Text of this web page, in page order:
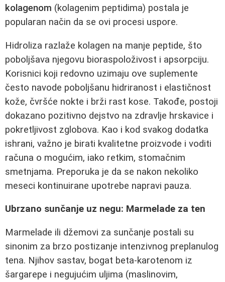
kolagenom (kolagenim peptidima) postala je
popularan način da se ovi procesi uspore.
Hidroliza razlaže kolagen na manje peptide, što
poboljšava njegovu bioraspoloživost i apsorpciju.
Korisnici koji redovno uzimaju ove suplemente
često navode poboljšanu hidriranost i elastičnost
kože, čvršće nokte i brži rast kose. Takođe, postoji
dokazano pozitivno dejstvo na zdravlje hrskavice i
pokretljivost zglobova. Kao i kod svakog dodatka
ishrani, važno je birati kvalitetne proizvode i voditi
računa o mogućim, iako retkim, stomačnim
smetnjama. Preporuka je da se nakon nekoliko
meseci kontinuirane upotrebe napravi pauza.
Ubrzano sunčanje uz negu: Marmelade za ten
Marmelade ili džemovi za sunčanje postali su
sinonim za brzo postizanje intenzivnog preplanulog
tena. Njihov sastav, bogat beta-karotenom iz
šargarepe i negujućim uljima (maslinovim,